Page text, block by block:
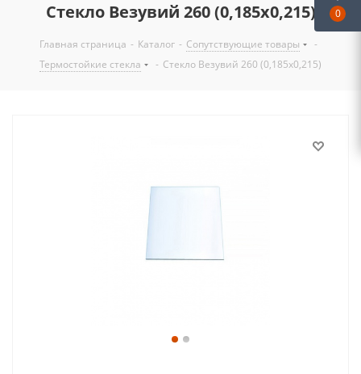
Стекло Везувий 260 (0,185х0,215)
Главная страница - Каталог - Сопутствующие товары
-
Термостойкие стекла
- Стекло Везувий 260 (0,185х0,215)
0